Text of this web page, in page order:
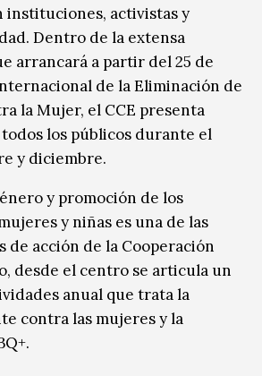
instituciones, activistas y
Dentro de la extensa
arrancará a partir del 25 de
de la Eliminación de
la Mujer, el CCE presenta
los públicos durante el
y diciembre.
y promoción de los
y niñas es una de las
de acción de la Cooperación
desde el centro se articula un
anual que trata la
contra las mujeres y la